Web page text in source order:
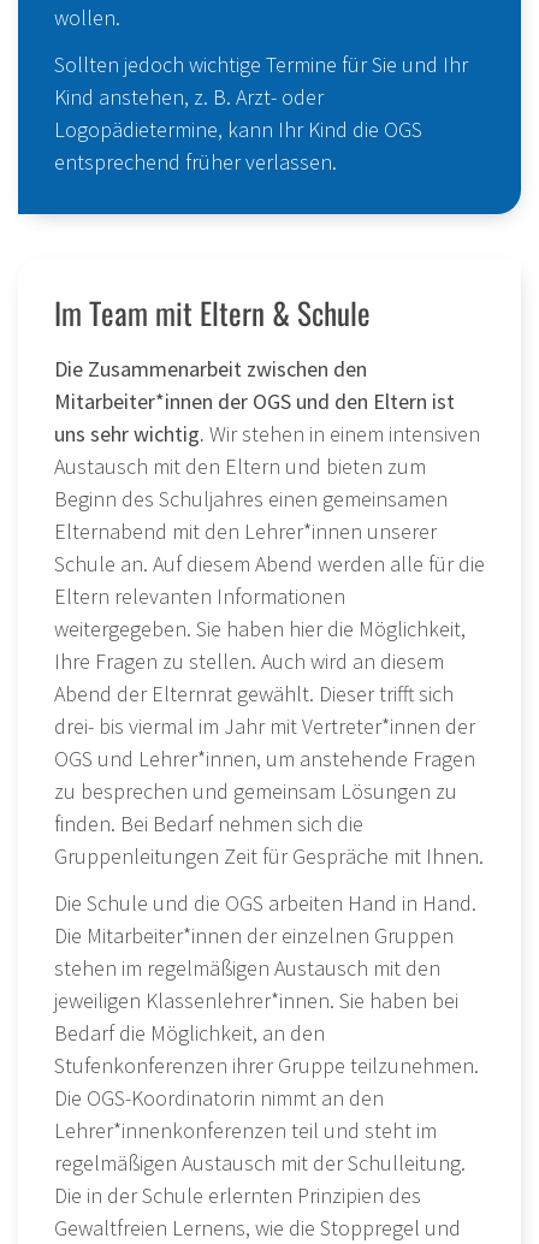
wollen.
Sollten jedoch wichtige Termine für Sie und Ihr
Kind anstehen, z. B. Arzt- oder
Logopädietermine, kann Ihr Kind die OGS
entsprechend früher verlassen.
Im Team mit Eltern & Schule
Die Zusammenarbeit zwischen den
Mitarbeiter*innen der OGS und den Eltern ist
uns sehr wichtig. Wir stehen in einem intensiven
Austausch mit den Eltern und bieten zum
Beginn des Schuljahres einen gemeinsamen
Elternabend mit den Lehrer*innen unserer
Schule an. Auf diesem Abend werden alle für die
Eltern relevanten Informationen
weitergegeben. Sie haben hier die Möglichkeit,
Ihre Fragen zu stellen. Auch wird an diesem
Abend der Elternrat gewählt. Dieser trifft sich
drei- bis viermal im Jahr mit Vertreter*innen der
OGS und Lehrer*innen, um anstehende Fragen
zu besprechen und gemeinsam Lösungen zu
finden. Bei Bedarf nehmen sich die
Gruppenleitungen Zeit für Gespräche mit Ihnen.
Die Schule und die OGS arbeiten Hand in Hand.
Die Mitarbeiter*innen der einzelnen Gruppen
stehen im regelmäßigen Austausch mit den
jeweiligen Klassenlehrer*innen. Sie haben bei
Bedarf die Möglichkeit, an den
Stufenkonferenzen ihrer Gruppe teilzunehmen.
Die OGS-Koordinatorin nimmt an den
Lehrer*innenkonferenzen teil und steht im
regelmäßigen Austausch mit der Schulleitung.
Die in der Schule erlernten Prinzipien des
Gewaltfreien Lernens, wie die Stoppregel und